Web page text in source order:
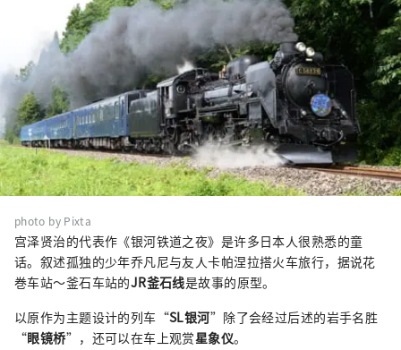
photo by Pixta
宫泽贤治的代表作《银河铁道之夜》是许多日本人很熟悉的童
话。叙述孤独的少年乔凡尼与友人卡帕涅拉搭火车旅行，据说花
巻车站～釜石车站的JR釜石线是故事的原型。
以原作为主题设计的列车“SL银河”除了会经过后述的岩手名胜
“眼镜桥”，还可以在车上观赏星象仪。